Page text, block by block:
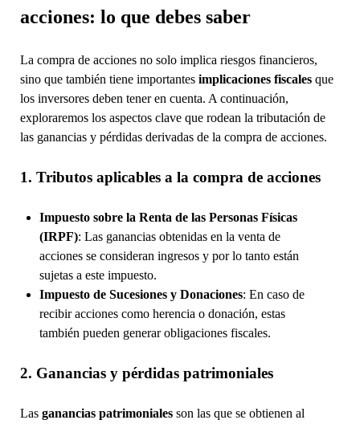
acciones: lo que debes saber
La compra de acciones no solo implica riesgos financieros,
sino que también tiene importantes implicaciones fiscalesque
los inversores deben tener en cuenta. A continuación,
exploraremos los aspectos clave que rodean la tributación de
las ganancias y pérdidas derivadas de la compra de acciones.
1. Tributos aplicables a la compra de acciones
Impuesto sobre la Renta de las Personas Físicas
(IRPF): Las ganancias obtenidas en la venta de
acciones se consideran ingresos y por lo tanto están
sujetas a este impuesto.
Impuesto de Sucesiones y Donaciones: En caso de
recibir acciones como herencia o donación, estas
también pueden generar obligaciones fiscales.
2. Ganancias y pérdidas patrimoniales
Las ganancias patrimonialesson las que se obtienen al